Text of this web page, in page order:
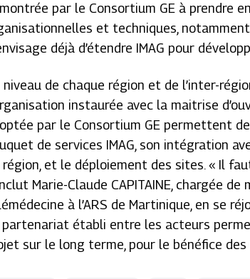
par le Consortium GE à prendre
et techniques,
déjà d’étendre IMAG pour
niveau de chaque région et de l’inter-
instaurée avec la maitrise
par le Consortium GE permettent
de services IMAG, son intégration
région, et le déploiement des sites. « Il
Marie-Claude CAPITAINE, chargée
à l’ARS de Martinique, en se
partenariat établi entre les acteurs
sur le long terme, pour le bénéfice